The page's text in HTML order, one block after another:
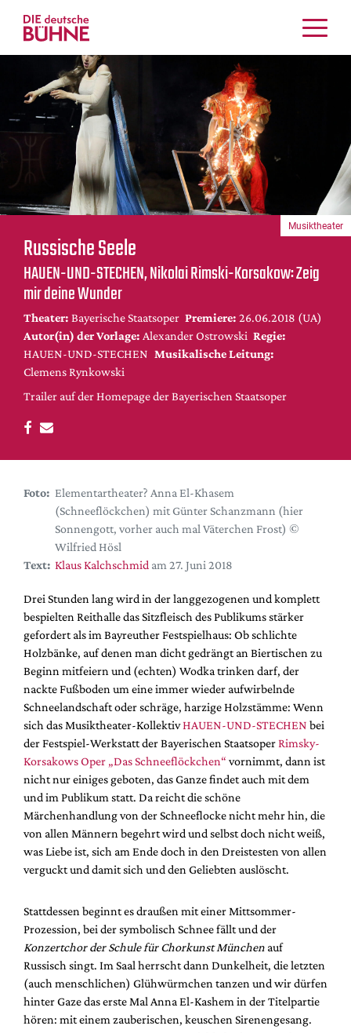
Kritiken
Schauspiel
Musiktheater
Tanz
Crossover
Bühnenwelt
Festivals & Veranstaltungen
Menschen & Theater
Themen
Internationales
Nachrufe
Medientipps
DdB-map
Kalender
Festival-Planer
Hefte
Alle Hefte
Leseproben
Podcast
Service
Shop / Abo
Newsletter
Redaktion
Autor:innen
Partner
Mediadaten
Suche
Russische Seele
HAUEN-UND-STECHEN, Nikolai Rimski-Korsakow: Zeig
mir deine Wunder
Theater: Bayerische Staatsoper Premiere: 26.06.2018 (UA)
Autor(in) der Vorlage: Alexander Ostrowski Regie:
HAUEN-UND-STECHEN Musikalische Leitung:
Clemens Rynkowski
Trailer auf der Homepage der Bayerischen Staatsoper
Musiktheater
Foto: Elementartheater? Anna El-Khasem
(Schneeflöckchen) mit Günter Schanzmann (hier
Sonnengott, vorher auch mal Väterchen Frost) ©
Wilfried Hösl
Text: Klaus Kalchschmid am 27. Juni 2018
Drei Stunden lang wird in der langgezogenen und komplett
bespielten Reithalle das Sitzfleisch des Publikums stärker
gefordert als im Bayreuther Festspielhaus: Ob schlichte
Holzbänke, auf denen man dicht gedrängt an Biertischen zu
Beginn mitfeiern und (echten) Wodka trinken darf, der
nackte Fußboden um eine immer wieder aufwirbelnde
Schneelandschaft oder schräge, harzige Holzstämme: Wenn
sich das Musiktheater-KollektivHAUEN-UND-STECHEN bei
der Festspiel-Werkstatt der Bayerischen StaatsoperRimsky-
Korsakows Oper „Das Schneeflöckchen“ vornimmt, dann ist
nicht nur einiges geboten, das Ganze findet auch mit dem
und im Publikum statt. Da reicht die schöne
Märchenhandlung von der Schneeflocke nicht mehr hin, die
von allen Männern begehrt wird und selbst doch nicht weiß,
was Liebe ist, sich am Ende doch in den Dreistesten von allen
verguckt und damit sich und den Geliebten auslöscht.
Stattdessen beginnt es draußen mit einer Mittsommer-
Prozession, bei der symbolisch Schnee fällt und der
Konzertchor der Schule für Chorkunst München auf
Russisch singt. Im Saal herrscht dann Dunkelheit, die letzten
(auch menschlichen) Glühwürmchen tanzen und wir dürfen
hinter Gaze das erste Mal Anna El-Kashem in der Titelpartie
hören: mit einem zauberischen, keuschen Sirenengesang.